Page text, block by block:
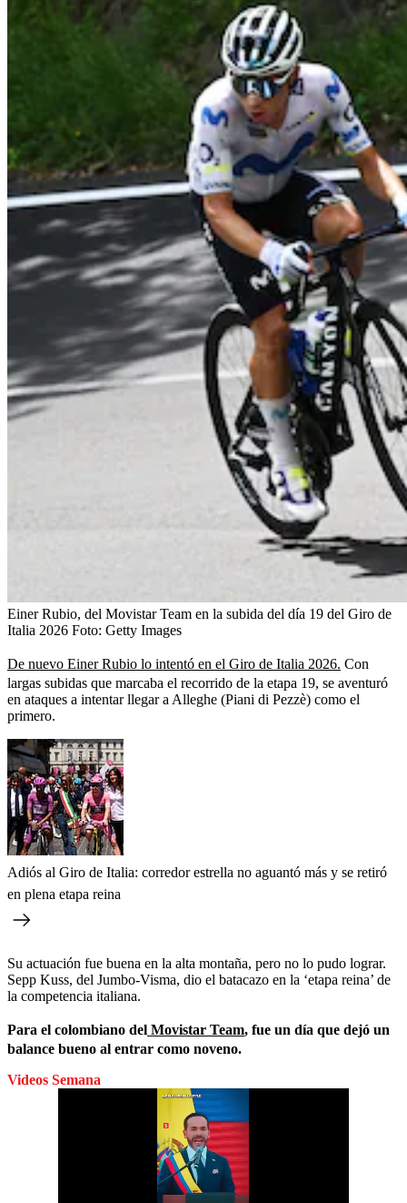
Einer Rubio, del Movistar Team en la subida del día 19 del Giro de
Italia 2026 Foto: Getty Images
De nuevo Einer Rubio lo intentó en el Giro de Italia 2026. Con
largas subidas que marcaba el recorrido de la etapa 19, se aventuró
en ataques a intentar llegar a Alleghe (Piani di Pezzè) como el
primero.
Adiós al Giro de Italia: corredor estrella no aguantó más y se retiró
en plena etapa reina
Su actuación fue buena en la alta montaña, pero no lo pudo lograr.
Sepp Kuss, del Jumbo-Visma, dio el batacazo en la ‘etapa reina’ de
la competencia italiana.
Para el colombiano del Movistar Team, fue un día que dejó un
balance bueno al entrar como noveno.
Videos Semana